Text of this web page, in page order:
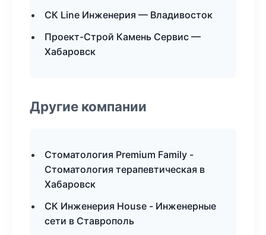
СК Line Инженерия — Владивосток
Проект-Строй Камень Сервис —
Хабаровск
Другие компании
Стоматология Premium Family -
Стоматология терапевтическая в
Хабаровск
СК Инженерия House - Инженерные
сети в Ставрополь